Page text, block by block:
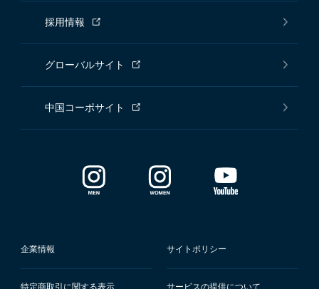
採用情報
グローバルサイト
中国コーポサイト
企業情報 サイトポリシー
特定商取引に関する表示 サービスの提供について